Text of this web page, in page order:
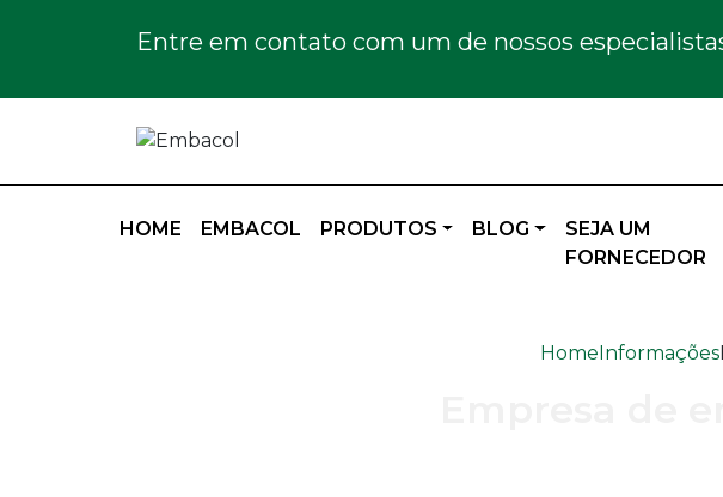
Entre em contato com um de nossos
HOME EMBACOL PRODUTOS BLOG
SEJA UM
FORNECEDOR
Home Informações